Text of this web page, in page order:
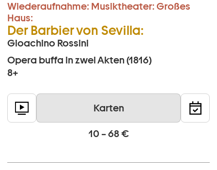
Wiederaufnahme: Musiktheater: Großes
Haus:
Der Barbier von Sevilla:
Gioachino Rossini
Opera buffa in zwei Akten (1816)
8+
Karten
10 – 68 €